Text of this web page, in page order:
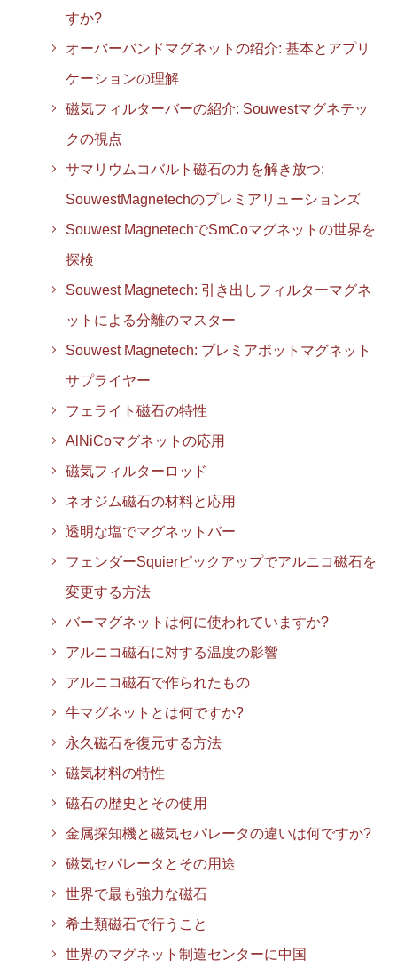
すか?
オーバーバンドマグネットの绍介: 基本とアプリ
ケーションの理解
磁気フィルターバーの紹介: Souwestマグネテッ
クの視点
サマリウムコバルト磁石の力を解き放つ:
SouwestMagnetechのプレミアリューションズ
Souwest MagnetechでSmCoマグネットの世界を
探検
Souwest Magnetech: 引き出しフィルターマグネ
ットによる分離のマスター
Souwest Magnetech: プレミアポットマグネット
サプライヤー
フェライト磁石の特性
AlNiCoマグネットの応用
磁気フィルターロッド
ネオジム磁石の材料と応用
透明な塩でマグネットバー
フェンダーSquierピックアップでアルニコ磁石を
変更する方法
バーマグネットは何に使われていますか?
アルニコ磁石に対する温度の影響
アルニコ磁石で作られたもの
牛マグネットとは何ですか?
永久磁石を復元する方法
磁気材料の特性
磁石の歴史とその使用
金属探知機と磁気セパレータの違いは何ですか?
磁気セパレータとその用途
世界で最も強力な磁石
希土類磁石で行うこと
世界のマグネット制造センターに中国